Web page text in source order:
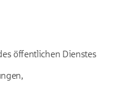
öffentlichen Dienstes